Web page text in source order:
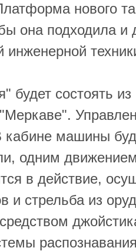
нового
она подходила и
инженерной
будет состоять
кабине машины
одним
в действие,
и стрельба из